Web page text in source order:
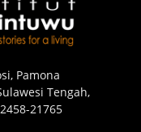
Pamona
Tengah,
21765